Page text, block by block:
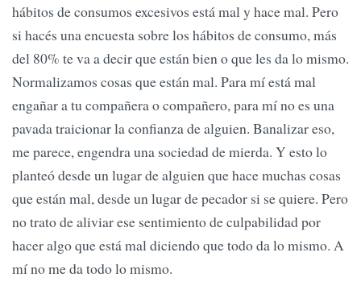
hábitos de consumos excesivos está mal y hace mal. Pero
si hacés una encuesta sobre los hábitos de consumo, más
del 80% te va a decir que están bien o que les da lo mismo.
Normalizamos cosas que están mal. Para mí está mal
engañar a tu compañera o compañero, para mí no es una
pavada traicionar la confianza de alguien. Banalizar eso,
me parece, engendra una sociedad de mierda. Y esto lo
planteó desde un lugar de alguien que hace muchas cosas
que están mal, desde un lugar de pecador si se quiere. Pero
no trato de aliviar ese sentimiento de culpabilidad por
hacer algo que está mal diciendo que todo da lo mismo. A
mí no me da todo lo mismo.